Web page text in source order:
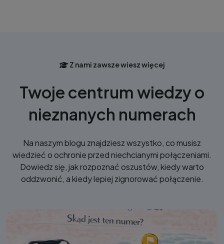
Z nami zawsze wiesz więcej
Twoje centrum wiedzy o
nieznanych numerach
Na naszym blogu znajdziesz wszystko, co musisz
wiedzieć o ochronie przed niechcianymi połączeniami.
Dowiedz się, jak rozpoznać oszustów, kiedy warto
oddzwonić, a kiedy lepiej zignorować połączenie.